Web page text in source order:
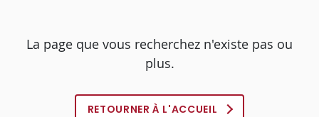
La page que vous recherchez n'existe pas ou
plus.
RETOURNER À L'ACCUEIL